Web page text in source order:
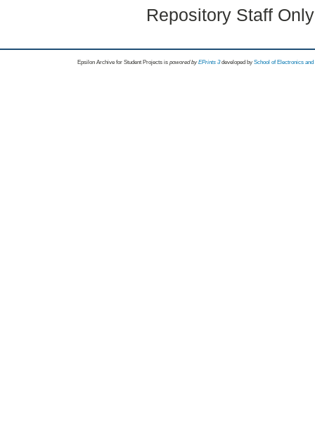
Repository Staff
Epsilon Archive for Student Projects is powored byEPrints 3 developed by School of Electronics